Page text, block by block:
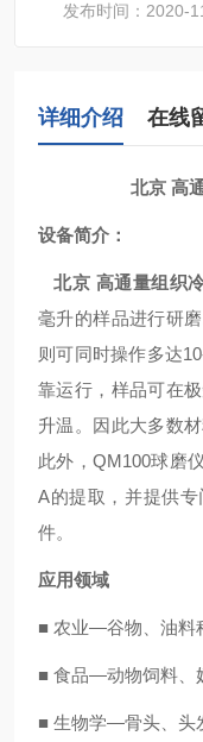
发布时间：2020-
详细介绍 在线
北京 高
设备简介：
北京 高通量组织
毫升的样品进行研
则可同时操作多达
靠运行，样品可在
升温。因此大多数
此外，QM100球磨
A的提取，并提供
件。
应用领域
■ 农业—谷物、油料
■ 食品—动物饲料、
■ 生物学—骨头、头